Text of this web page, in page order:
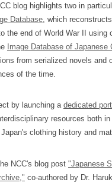
blog highlights two in
Database , which
the end of World War II using
Image Database of Japanese
from serialized novels and
of the time.
by launching a dedicated
resources both
Japan's clothing history and
NCC's blog post "Japanese
co-authored by Dr.